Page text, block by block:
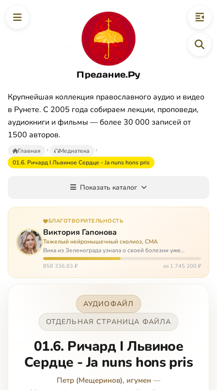
Предание.Ру
Крупнейшая коллекция православного аудио и видео
в Рунете. С 2005 года собираем лекции, проповеди,
аудиокниги и фильмы — более 30 000 записей от
1500 авторов.
Главная
Медиатека
01.6. Ричард I Львиное Сердце - Ja nuns hons pris
Показать каталог
БЛАГОТВОРИТЕЛЬНОСТЬ
Виктория Гапонова
Тяжелый нейромышечный сколиоз, СМА
Вика из Зеленограда узнала о своей болезни уже
будучи в сознательном возрасте. Ей пришлось
привыкать к инвалидной коляске и сильнейшему
858 336,83 ₽ из 1 745 200 ₽
АУДИОФАЙЛ
ОТДЕЛЬНАЯ СТРАНИЦА ФАЙЛА
01.6. Ричард I Львиное
Сердце - Ja nuns hons pris
Петр (Мещеринов), игумен —